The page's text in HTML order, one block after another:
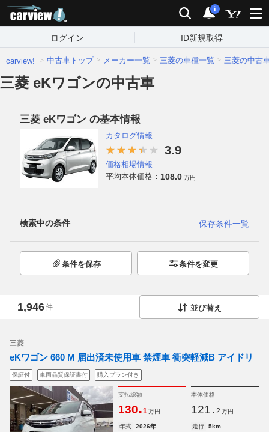
検索 通知
i
ログイン ID新規取得
carview! 中古車トップ メーカー一覧 三菱の車種一覧 三菱の中古
三菱 eKワゴンの中古車
三菱 eKワゴン の基本情報
カタログ情報
3.9
価格相場情報
平均本体価格： 108.0 万円
検索中の条件 保存条件一覧
条件を保存 条件を変更
1,946件 並び替え
三菱
eKワゴン 660 M 届出済未使用車 禁煙車 衝突軽減B アイドリ
保証付 車両品質保証書付 購入プラン付き
支払総額
130.1 万円
本体価格
121. 2 万円
年式 2026年 走行
5km